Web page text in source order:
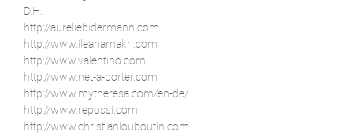
D.H.
http://aureliebidermann.com
http://www.ileanamakri.com
http://www.valentino.com
http://www.net-a-porter.com
http://www.mytheresa.com/en-de/
http://www.repossi.com
http://www.christianlouboutin.com